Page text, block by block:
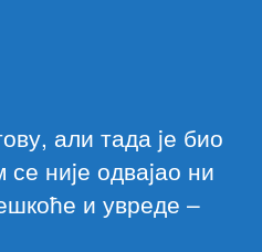
али тада jе био
ниjе одваjао ни
и увреде –